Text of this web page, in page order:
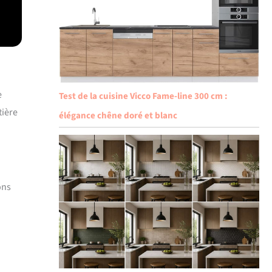
Test de la cuisine Vicco Fame-line 300 cm :
élégance chêne doré et blanc